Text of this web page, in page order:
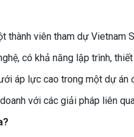
thành viên tham dự Vietnam
có khả năng lập trình,
áp lực cao trong một dự án
với các giải pháp liên